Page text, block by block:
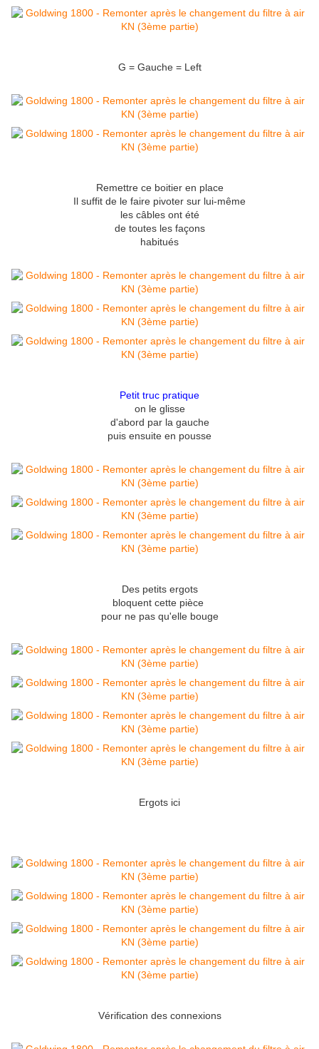
G = Gauche = Left
Remettre ce boitier en place
Il suffit de le faire pivoter sur lui-même
les câbles ont été
de toutes les façons
habitués
Petit truc pratique
on le glisse
d'abord par la gauche
puis ensuite en pousse
Des petits ergots
bloquent cette pièce
pour ne pas qu'elle bouge
Ergots ici
Vérification des connexions